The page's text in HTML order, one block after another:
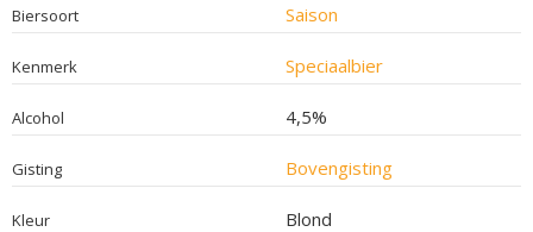
Biersoort Saison
Kenmerk Speciaalbier
Alcohol 4,5%
Gisting Bovengisting
Kleur Blond